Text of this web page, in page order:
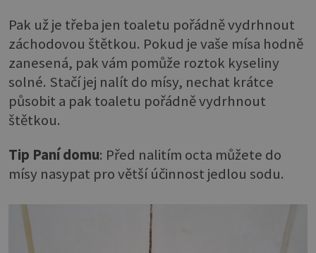
Pak už je třeba jen toaletu pořádně vydrhnout
záchodovou štětkou. Pokud je vaše mísa hodně
zanesená, pak vám pomůže roztok kyseliny
solné. Stačí jej nalít do mísy, nechat krátce
působit a pak toaletu pořádně vydrhnout
štětkou.
Tip Paní domu: Před nalitím octa můžete do
mísy nasypat pro větší účinnost jedlou sodu.